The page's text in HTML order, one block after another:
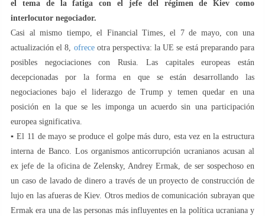
el tema de la fatiga con el jefe del régimen de Kiev como
interlocutor negociador.
Casi al mismo tiempo, el Financial Times, el 7 de mayo, con una
actualización el 8, ofreceotra perspectiva: la UE se está preparando para
posibles negociaciones con Rusia. Las capitales europeas están
decepcionadas por la forma en que se están desarrollando las
negociaciones bajo el liderazgo de Trump y temen quedar en una
posición en la que se les imponga un acuerdo sin una participación
europea significativa.
▪️ El 11 de mayo se produce el golpe más duro, esta vez en la estructura
interna de Banco. Los organismos anticorrupción ucranianos acusan al
ex jefe de la oficina de Zelensky, Andrey Ermak, de ser sospechoso en
un caso de lavado de dinero a través de un proyecto de construcción de
lujo en las afueras de Kiev. Otros medios de comunicación subrayan que
Ermak era una de las personas más influyentes en la política ucraniana y